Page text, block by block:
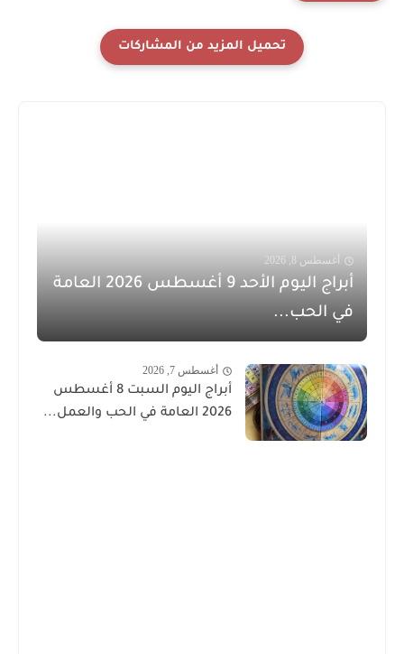
أغسطس 8, 2026
أبراج اليوم الأحد 9 أغسطس 2026 العامة
في الحب...
أغسطس 7, 2026
أبراج اليوم السبت 8 أغسطس
2026 العامة في الحب والعمل...